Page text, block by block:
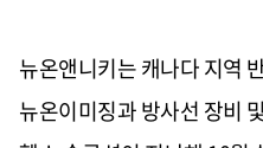
뉴온앤니키는 캐나다 지역
뉴온이미징과 방사선 장비